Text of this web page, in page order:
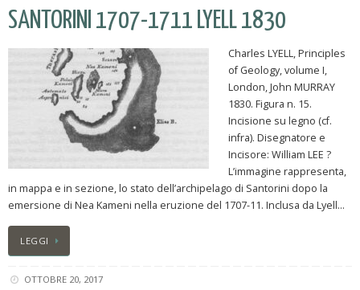
SANTORINI 1707-1711 LYELL 1830
Charles LYELL, Principles
of Geology, volume I,
London, John MURRAY
1830. Figura n. 15.
Incisione su legno (cf.
infra). Disegnatore e
Incisore: William LEE ?
L’immagine rappresenta,
in mappa e in sezione, lo stato dell’archipelago di Santorini dopo la
emersione di Nea Kameni nella eruzione del 1707-11. Inclusa da Lyell…
LEGGI
OTTOBRE 20, 2017